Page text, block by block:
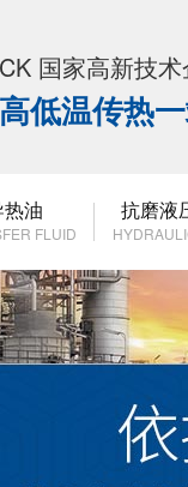
国家高新技
低温传热
油
FLUID
抗磨液